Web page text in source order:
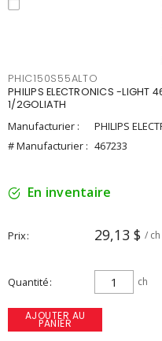
PHIC150S55ALTO
PHILIPS ELECTRONICS -LIGHT
1/2GOLIATH
Manufacturier :
PHILIPS
# Manufacturier : 467233
En inventaire
Prix 29,13 $ / ch
Quantité ch
AJOUTER AU
PANIER